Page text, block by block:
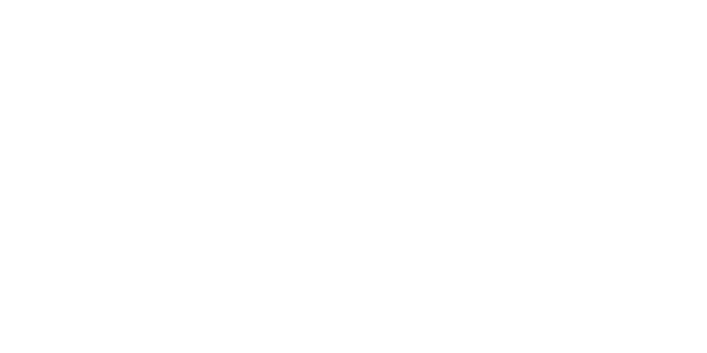
de Juanlu
de 420 millones por el club
de un inválido Consejo
antes del cierre
con el Genoa
campo sevillista
Salónica
nuevo portero y el Getafe mueve ficha... Las últimas novedades del mercado de La Liga
martes
pasada”